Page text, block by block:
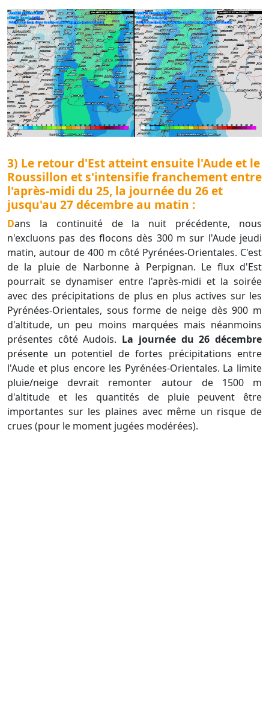
3) Le retour d'Est atteint ensuite l'Aude et le
Roussillon et s'intensifie franchement entre
l'après-midi du 25, la journée du 26 et
jusqu'au 27 décembre au matin :
Dans la continuité de la nuit précédente, nous
n'excluons pas des flocons dès 300 m sur l'Aude jeudi
matin, autour de 400 m côté Pyrénées-Orientales. C'est
de la pluie de Narbonne à Perpignan. Le flux d'Est
pourrait se dynamiser entre l'après-midi et la soirée
avec des précipitations de plus en plus actives sur les
Pyrénées-Orientales, sous forme de neige dès 900 m
d'altitude, un peu moins marquées mais néanmoins
présentes côté Audois. La journée du 26 décembre
présente un potentiel de fortes précipitations entre
l'Aude et plus encore les Pyrénées-Orientales. La limite
pluie/neige devrait remonter autour de 1500 m
d'altitude et les quantités de pluie peuvent être
importantes sur les plaines avec même un risque de
crues (pour le moment jugées modérées).